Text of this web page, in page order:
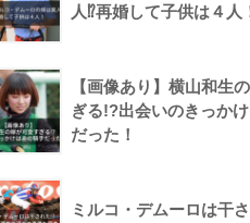
人⁉︎再婚して子供は４人
【画像あり】横山和生
ぎる!?出会いのきっか
だった！
ミルコ・デムーロは干